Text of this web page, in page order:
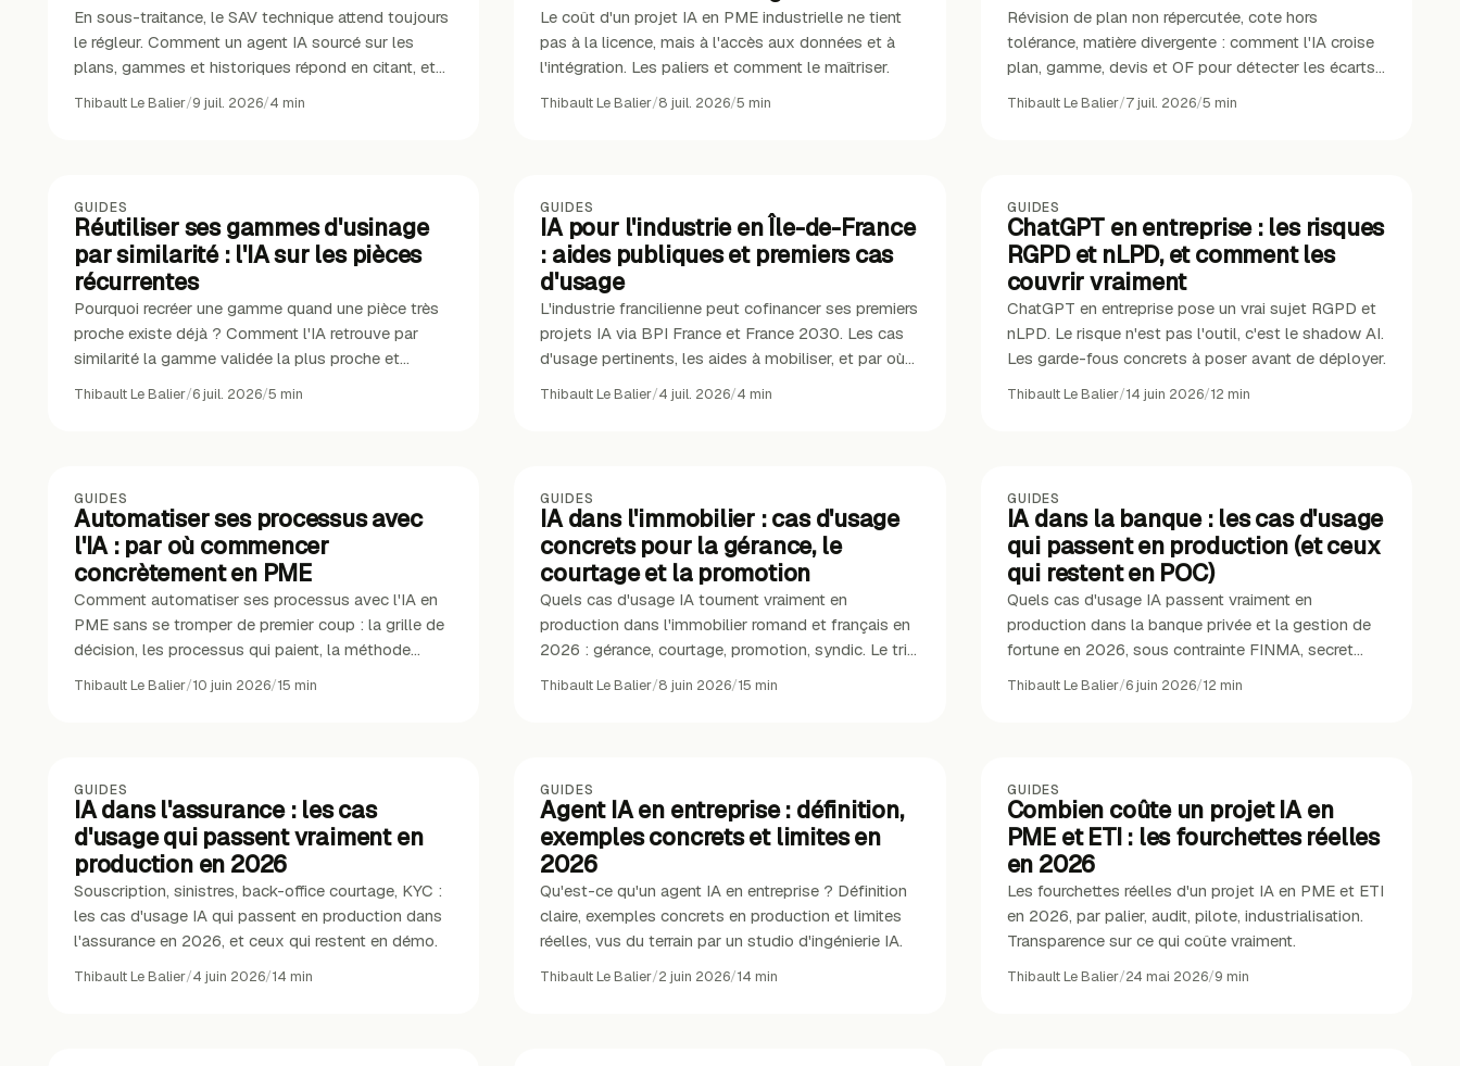
En sous-traitance, le SAV technique attend toujours
le régleur. Comment un agent IA sourcé sur les
plans, gammes et historiques répond en citant, et
passe de 2 jours à 2 heures.
Thibault Le Balier/9 juil. 2026/4 min
Le coût d'un projet IA en PME industrielle ne tient
pas à la licence, mais à l'accès aux données et à
l'intégration. Les paliers et comment le maîtriser.
Thibault Le Balier/8 juil. 2026/5 min
Révision de plan non répercutée, cote hors
tolérance, matière divergente : comment l'IA croise
plan, gamme, devis et OF pour détecter les écarts
documentaires avant la production.
Thibault Le Balier/7 juil. 2026/5 min
GUIDES
Réutiliser ses gammes d'usinage
par similarité : l'IA sur les pièces
récurrentes
Pourquoi recréer une gamme quand une pièce très
proche existe déjà ? Comment l'IA retrouve par
similarité la gamme validée la plus proche et
accélère la préparation méthodes.
Thibault Le Balier/6 juil. 2026/5 min
GUIDES
IA pour l'industrie en Île-de-France
: aides publiques et premiers cas
d'usage
L'industrie francilienne peut cofinancer ses premiers
projets IA via BPI France et France 2030. Les cas
d'usage pertinents, les aides à mobiliser, et par où
Thibault Le Balier/4 juil. 2026/4 min
GUIDES
ChatGPT en entreprise : les risques
RGPD et nLPD, et comment les
couvrir vraiment
ChatGPT en entreprise pose un vrai sujet RGPD et
nLPD. Le risque n'est pas l'outil, c'est le shadow AI.
Les garde-fous concrets à poser avant de déployer.
Thibault Le Balier/14 juin 2026/12 min
GUIDES
Automatiser ses processus avec
l'IA : par où commencer
concrètement en PME
Comment automatiser ses processus avec l'IA en
PME sans se tromper de premier coup : la grille de
décision, les processus qui paient, la méthode
Thibault Le Balier/10 juin 2026/15 min
GUIDES
IA dans l'immobilier : cas d'usage
concrets pour la gérance, le
courtage et la promotion
Quels cas d'usage IA tournent vraiment en
production dans l'immobilier romand et français en
2026 : gérance, courtage, promotion, syndic. Le tri
Thibault Le Balier/8 juin 2026/15 min
GUIDES
IA dans la banque : les cas d'usage
qui passent en production (et ceux
qui restent en POC)
Quels cas d'usage IA passent vraiment en
production dans la banque privée et la gestion de
fortune en 2026, sous contrainte FINMA, secret
bancaire et nLPD.
Thibault Le Balier/6 juin 2026/12 min
GUIDES
IA dans l'assurance : les cas
d'usage qui passent vraiment en
production en 2026
Souscription, sinistres, back-office courtage, KYC :
les cas d'usage IA qui passent en production dans
l'assurance en 2026, et ceux qui restent en démo.
Thibault Le Balier/4 juin 2026/14 min
GUIDES
Agent IA en entreprise : définition,
exemples concrets et limites en
2026
Qu'est-ce qu'un agent IA en entreprise ? Définition
claire, exemples concrets en production et limites
réelles, vus du terrain par un studio d'ingénierie IA.
Thibault Le Balier/2 juin 2026/14 min
GUIDES
Combien coûte un projet IA en
PME et ETI : les fourchettes réelles
en 2026
Les fourchettes réelles d'un projet IA en PME et ETI
en 2026, par palier, audit, pilote, industrialisation.
Transparence sur ce qui coûte vraiment.
Thibault Le Balier/24 mai 2026/9 min